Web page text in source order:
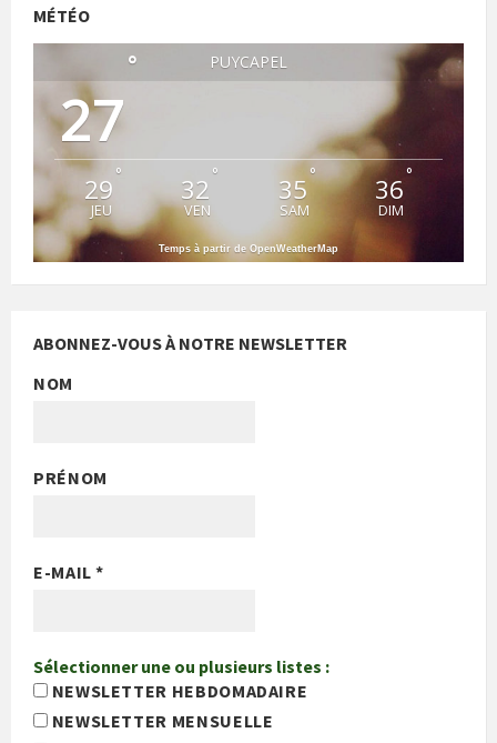
MÉTÉO
PUYCAPEL
27
°
29 °
JEU
32 °
VEN
35°
SAM
36°
DIM
Temps à partir de OpenWeatherMap
ABONNEZ-VOUS À NOTRE NEWSLETTER
NOM
PRÉNOM
E-MAIL*
Sélectionner une ou plusieurs listes :
NEWSLETTER HEBDOMADAIRE
NEWSLETTER MENSUELLE